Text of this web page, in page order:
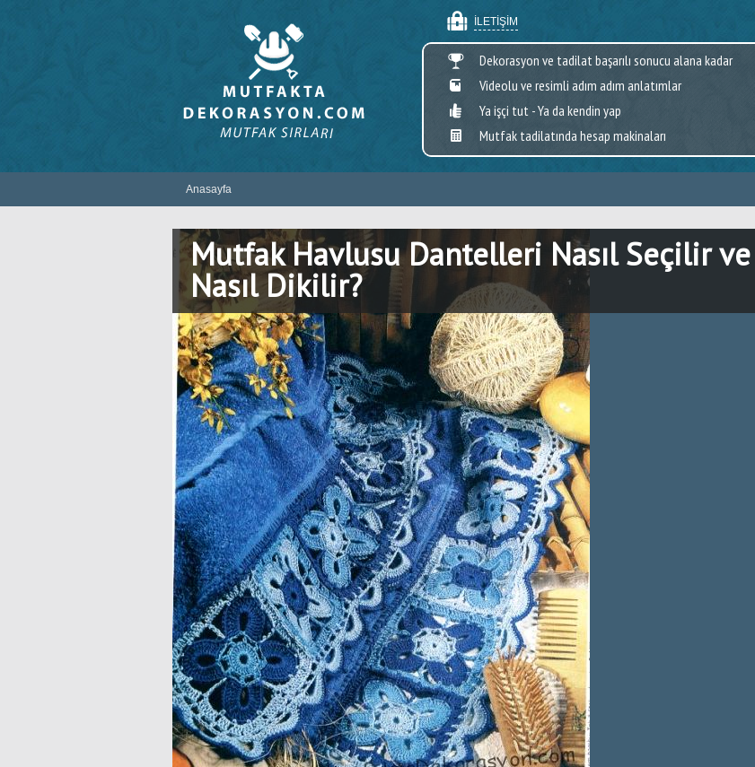
İLETIŞIM
Dekorasyon ve tadilat başarılı sonucu alana kadar
Videolu ve resimli adım adım anlatımlar
Ya işçi tut - Ya da kendin yap
Mutfak tadilatında hesap makinaları
Anasayfa
Mutfak Havlusu Dantelleri Nasıl Seçilir ve
Nasıl Dikilir?